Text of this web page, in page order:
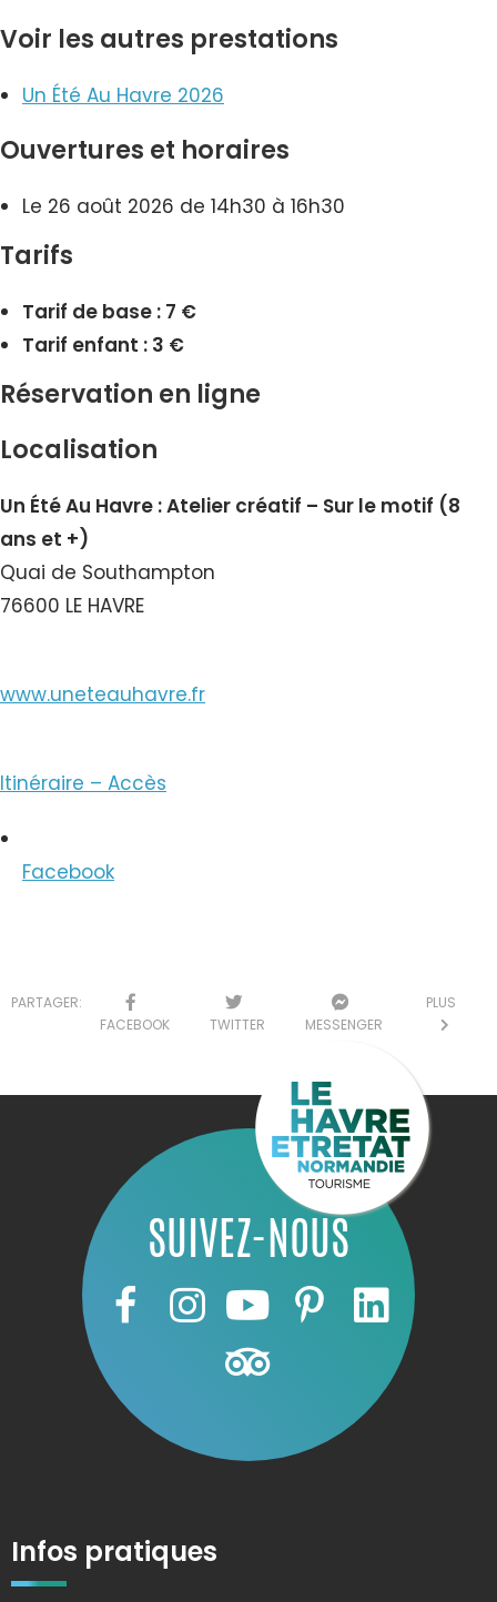
Voir les autres prestations
Un Été Au Havre 2026
Ouvertures et horaires
Le 26 août 2026 de 14h30 à 16h30
Tarifs
Tarif de base : 7 €
Tarif enfant : 3 €
Réservation en ligne
Localisation
Un Été Au Havre : Atelier créatif – Sur le motif (8
ans et +)
Quai de Southampton
76600 LE HAVRE
www.uneteauhavre.fr
Itinéraire – Accès
Facebook
PARTAGER:
FACEBOOK
TWITTER MESSENGER
PLUS
SUIVEZ-NOUS
Infos pratiques